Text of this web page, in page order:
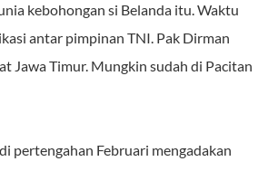
kebohongan si Belanda itu. Waktu
antar pimpinan TNI. Pak Dirman
Jawa Timur. Mungkin sudah di Pacitan
pertengahan Februari mengadakan